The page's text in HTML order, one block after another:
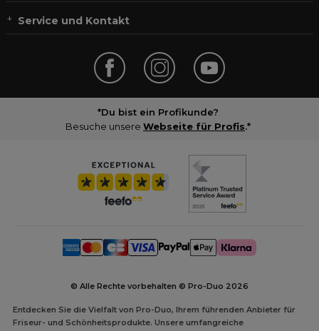
Service und Kontakt
*Du bist ein Profikunde?
Besuche unsere Webseite für Profis.*
© Alle Rechte vorbehalten © Pro-Duo 2026
Entdecken Sie die Vielfalt von Pro-Duo, Ihrem führenden Anbieter für
Friseur- und Schönheitsprodukte. Unsere umfangreiche